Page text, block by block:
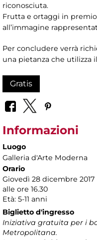
riconosciuta.
Frutta e ortaggi in
all’immagine
Per concludere verrà
una pietanza che utilizza
Gratis
Informazioni
Luogo
Galleria d'Arte Moderna
Orario
Giovedì 28 dicembre 2017
alle ore 16.30
Età: 5-11 anni
Biglietto d'ingresso
Iniziativa gratuita per i
Metropolitana.